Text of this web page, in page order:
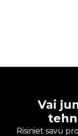
Vai
Risiniet savu